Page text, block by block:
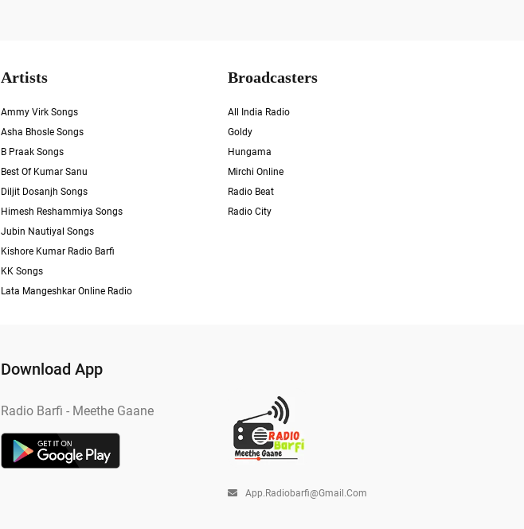
Artists
Ammy Virk Songs
Asha Bhosle Songs
B Praak Songs
Best Of Kumar Sanu
Diljit Dosanjh Songs
Himesh Reshammiya Songs
Jubin Nautiyal Songs
Kishore Kumar Radio Barfi
KK Songs
Lata Mangeshkar Online Radio
Broadcasters
All India Radio
Goldy
Hungama
Mirchi Online
Radio Beat
Radio City
Download App
Radio Barfi - Meethe Gaane
App.radiobarfi@gmail.com